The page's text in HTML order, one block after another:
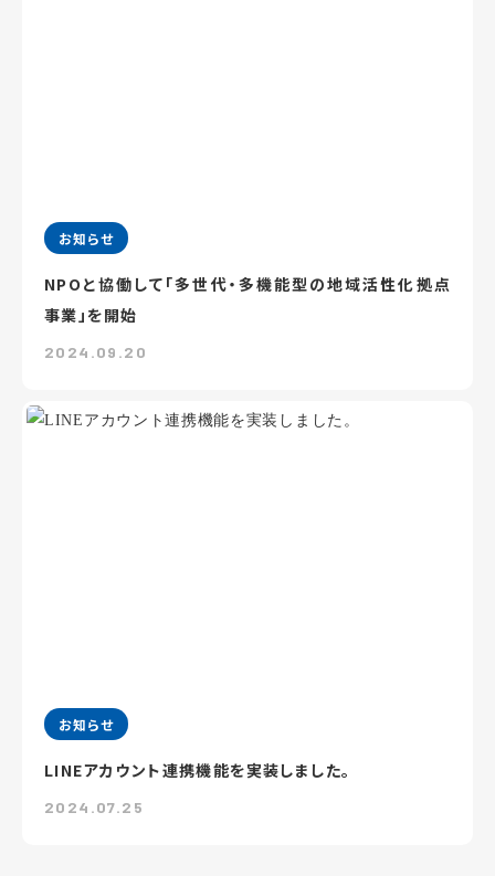
お知らせ
NPOと協働して「多世代・多機能型の地域活性化拠点
事業」を開始
2024.09.20
お知らせ
LINEアカウント連携機能を実装しました。
2024.07.25